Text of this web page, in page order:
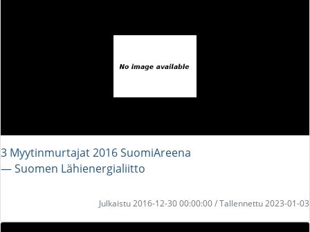
3 Myytinmurtajat 2016 SuomiAreena
― Suomen Lähienergialiitto
Julkaistu 2016-12-30 00:00:00 / Tallennettu 2023-01-03